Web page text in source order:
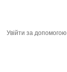
Увійти за допомогою